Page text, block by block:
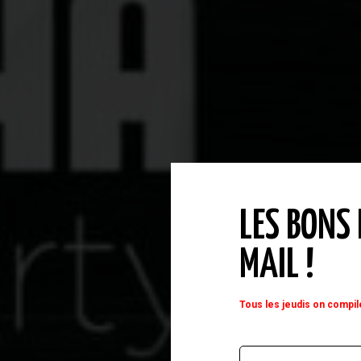
LES
MAIL !
Tous les jeudis on